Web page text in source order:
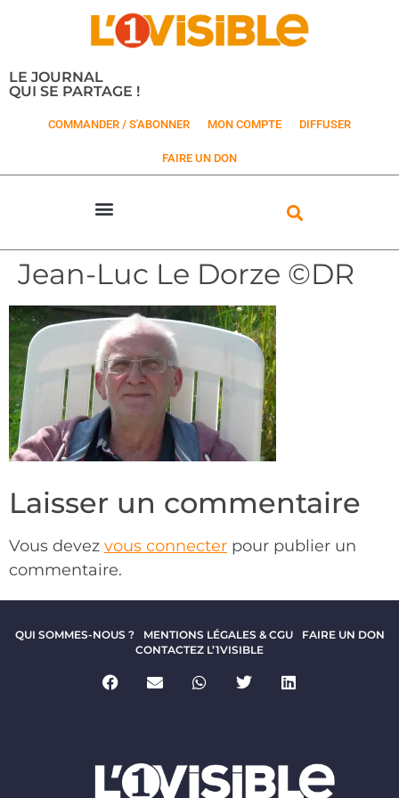
LE JOURNAL
QUI SE PARTAGE !
COMMANDER / S'ABONNER MON COMPTE DIFFUSER
FAIRE UN DON
Jean-Luc Le Dorze ©DR
Laisser un commentaire
Vous devez vous connecter pour publier un
commentaire.
QUI SOMMES-NOUS ? MENTIONS LÉGALES & CGU
FAIRE UN DON
CONTACTEZ L’1VISIBLE